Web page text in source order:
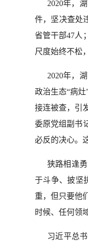
2020年，湖
件，坚决查处
省管干部47人
尺度始终不松
2020年，湖
政治生态“病
接连被查，引
委原党组副书
必反的决心。
狭路相逢勇
于斗争、披坚
重，但只要他
时候、任何领
习近平总书